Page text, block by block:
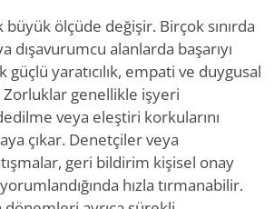
ölçüde değişir. Birçok sınırda
dışavurumcu alanlarda başarıyı
yaratıcılık, empati ve duygusal
genellikle işyeri
veya eleştiri korkularını
çıkar. Denetçiler veya
geri bildirim kişisel onay
hızla tırmanabilir.